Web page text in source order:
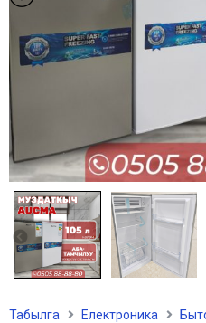
Табылга Електроника